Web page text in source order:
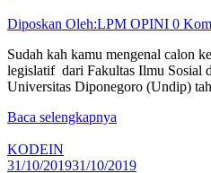
Diposkan Oleh:LPM OPINI 0
Sudah kah kamu mengenal calon
legislatif dari Fakultas Ilmu Sosial
Universitas Diponegoro (Undip)
Baca selengkapnya
KODEIN
31/10/201931/10/2019